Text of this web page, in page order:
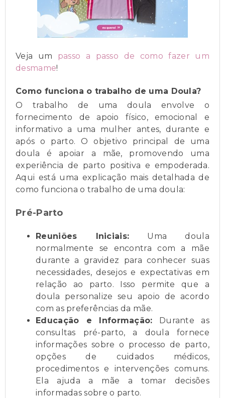
Veja um passo a passo de como fazer um
desmame!
Como funciona o trabalho de uma Doula?
O trabalho de uma doula envolve o
fornecimento de apoio físico, emocional e
informativo a uma mulher antes, durante e
após o parto. O objetivo principal de uma
doula é apoiar a mãe, promovendo uma
experiência de parto positiva e empoderada.
Aqui está uma explicação mais detalhada de
como funciona o trabalho de uma doula:
Pré-Parto
Reuniões Iniciais: Uma doula
normalmente se encontra com a mãe
durante a gravidez para conhecer suas
necessidades, desejos e expectativas em
relação ao parto. Isso permite que a
doula personalize seu apoio de acordo
com as preferências da mãe.
Educação e Informação: Durante as
consultas pré-parto, a doula fornece
informações sobre o processo de parto,
opções de cuidados médicos,
procedimentos e intervenções comuns.
Ela ajuda a mãe a tomar decisões
informadas sobre o parto.